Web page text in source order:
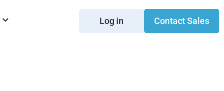
Log in Contact Sales